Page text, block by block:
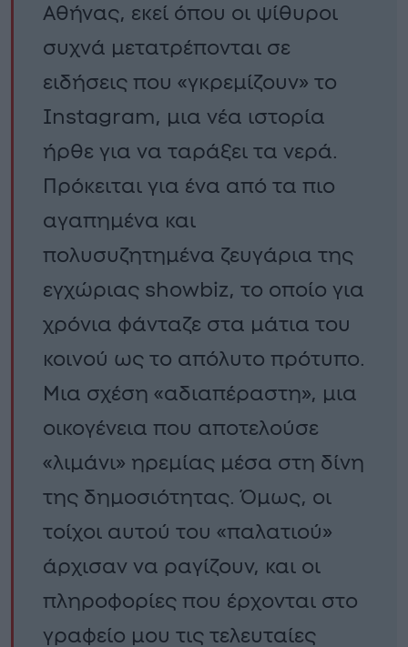
Αθήνας, εκεί όπου οι ψίθυροι
συχνά μετατρέπονται σε
ειδήσεις που «γκρεμίζουν» το
Instagram, μια νέα ιστορία
ήρθε για να ταράξει τα νερά.
Πρόκειται για ένα από τα πιο
αγαπημένα και
πολυσυζητημένα ζευγάρια της
εγχώριας showbiz, το οποίο για
χρόνια φάνταζε στα μάτια του
κοινού ως το απόλυτο πρότυπο.
Μια σχέση «αδιαπέραστη», μια
οικογένεια που αποτελούσε
«λιμάνι» ηρεμίας μέσα στη δίνη
της δημοσιότητας. Όμως, οι
τοίχοι αυτού του «παλατιού»
άρχισαν να ραγίζουν, και οι
πληροφορίες που έρχονται στο
γραφείο μου τις τελευταίες